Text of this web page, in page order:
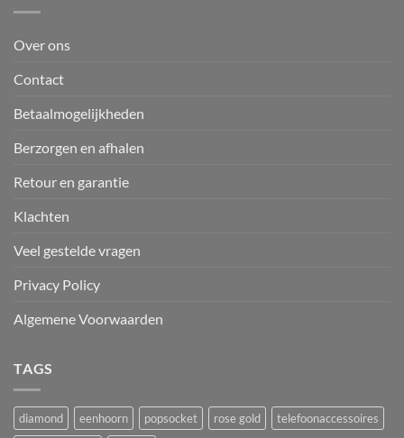
Over ons
Contact
Betaalmogelijkheden
Berzorgen en afhalen
Retour en garantie
Klachten
Veel gestelde vragen
Privacy Policy
Algemene Voorwaarden
TAGS
diamond eenhoorn popsocket rose gold
telefoonaccessoires